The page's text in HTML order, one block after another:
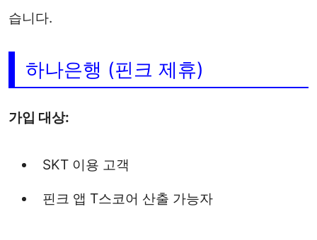
습니다.
하나은행 (핀크 제휴)
가입 대상:
SKT 이용 고객
핀크 앱 T스코어 산출 가능자